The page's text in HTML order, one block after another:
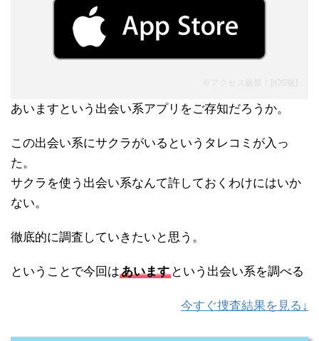
あいますという出会い系アプリをご存知だろうか。
この出会い系にサクラがいるというタレコミが入っ
た。
サクラを使う出会い系なんて許しておくわけにはいか
ない。
徹底的に調査していきたいと思う。
ということで今回はあいます という出会い系を調べる
今すぐ捜査結果を見る↓